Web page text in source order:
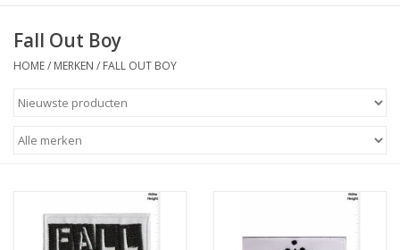
Motor Sport - Sport
Patch II
Fall Out Boy
HOME/ MERKEN / FALL OUT BOY